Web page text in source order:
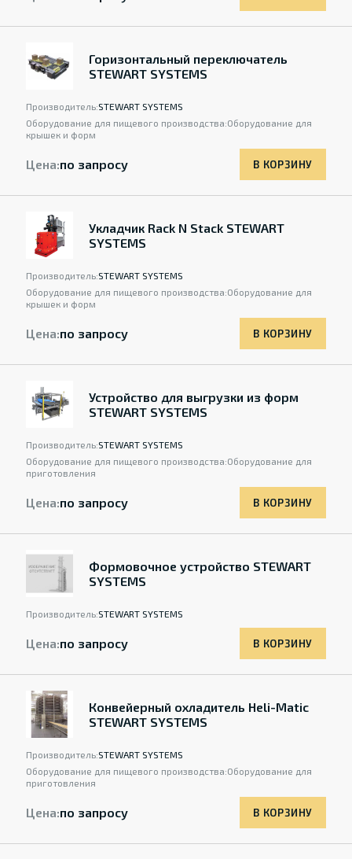
Горизонтальный переключатель
STEWART SYSTEMS
Производитель:STEWART SYSTEMS
Оборудование для пищевого производства:Оборудование для
крышек и форм
Цена:по запросу В КОРЗИНУ
Укладчик Rack N Stack STEWART
SYSTEMS
Производитель:STEWART SYSTEMS
Оборудование для пищевого производства:Оборудование для
крышек и форм
Цена:по запросу В КОРЗИНУ
Устройство для выгрузки из форм
STEWART SYSTEMS
Производитель:STEWART SYSTEMS
Оборудование для пищевого производства:Оборудование для
приготовления
Цена:по запросу В КОРЗИНУ
Формовочное устройство STEWART
SYSTEMS
Производитель:STEWART SYSTEMS
Цена:по запросу В КОРЗИНУ
Конвейерный охладитель Heli-Matic
STEWART SYSTEMS
Производитель:STEWART SYSTEMS
Оборудование для пищевого производства:Оборудование для
приготовления
Цена:по запросу В КОРЗИНУ